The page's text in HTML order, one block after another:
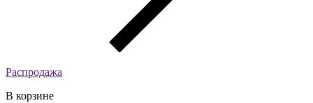
Распродажа
В корзине